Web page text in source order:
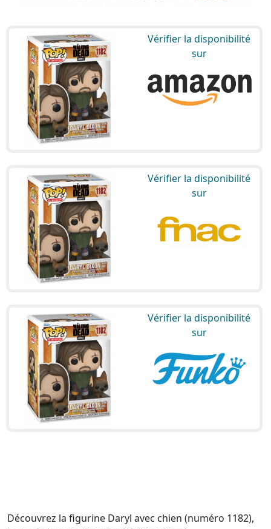
Vérifier la disponibilité
sur
Vérifier la disponibilité
sur
Vérifier la disponibilité
sur
Découvrez la figurine Daryl avec chien (numéro 1182),